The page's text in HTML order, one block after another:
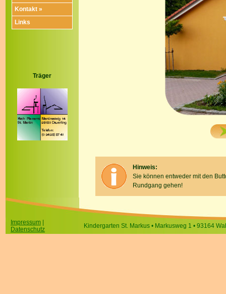
Kontakt »
Links
Träger
Hinweis:
Sie können entweder mit den
Rundgang gehen!
Impressum
Datenschutz
Kindergarten St. Markus • Markusweg 1 • 93164